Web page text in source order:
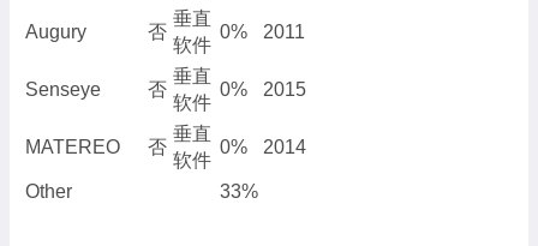
Augury 否
垂直
软件
0% 2011
Senseye 否
垂直
软件
0% 2015
MATEREO 否
垂直
软件
0% 2014
Other 33%